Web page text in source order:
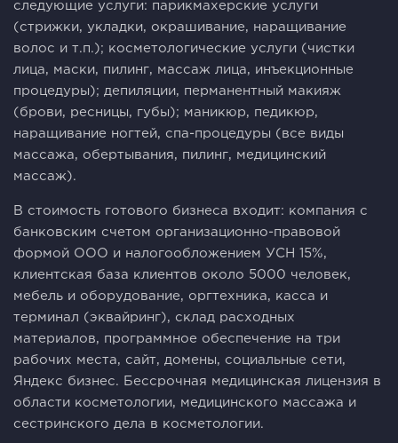
следующие услуги: парикмахерские услуги
(стрижки, укладки, окрашивание, наращивание
волос и т.п.); косметологические услуги (чистки
лица, маски, пилинг, массаж лица, инъекционные
процедуры); депиляции, перманентный макияж
(брови, ресницы, губы); маникюр, педикюр,
наращивание ногтей, спа-процедуры (все виды
массажа, обертывания, пилинг, медицинский
массаж).
В стоимость готового бизнеса входит: компания с
банковским счетом организационно-правовой
формой ООО и налогообложением УСН 15%,
клиентская база клиентов около 5000 человек,
мебель и оборудование, оргтехника, касса и
терминал (эквайринг), склад расходных
материалов, программное обеспечение на три
рабочих места, сайт, домены, социальные сети,
Яндекс бизнес. Бессрочная медицинская лицензия в
области косметологии, медицинского массажа и
сестринского дела в косметологии.